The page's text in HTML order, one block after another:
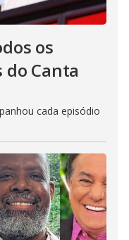
os
do Canta
cada episódio